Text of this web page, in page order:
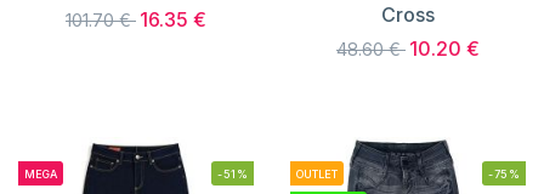
101.70 € 16.35 €
Cross
48.60 € 10.20 €
MEGA -51% OUTLET -75%